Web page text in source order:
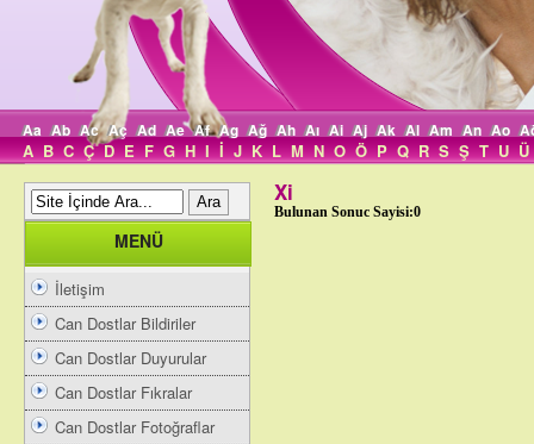
Aa Ab Ac Aç Ad Ae Af Ag Ağ Ah Aı Ai Aj Ak Al Am An Ao
A B C Ç D E F G H I İ J K L M N O Ö P Q R S Ş T U Ü
MENÜ
İletişim
Can Dostlar Bildiriler
Can Dostlar Duyurular
Can Dostlar Fıkralar
Can Dostlar Fotoğraflar
Xi
Bulunan Sonuc Sayisi:0